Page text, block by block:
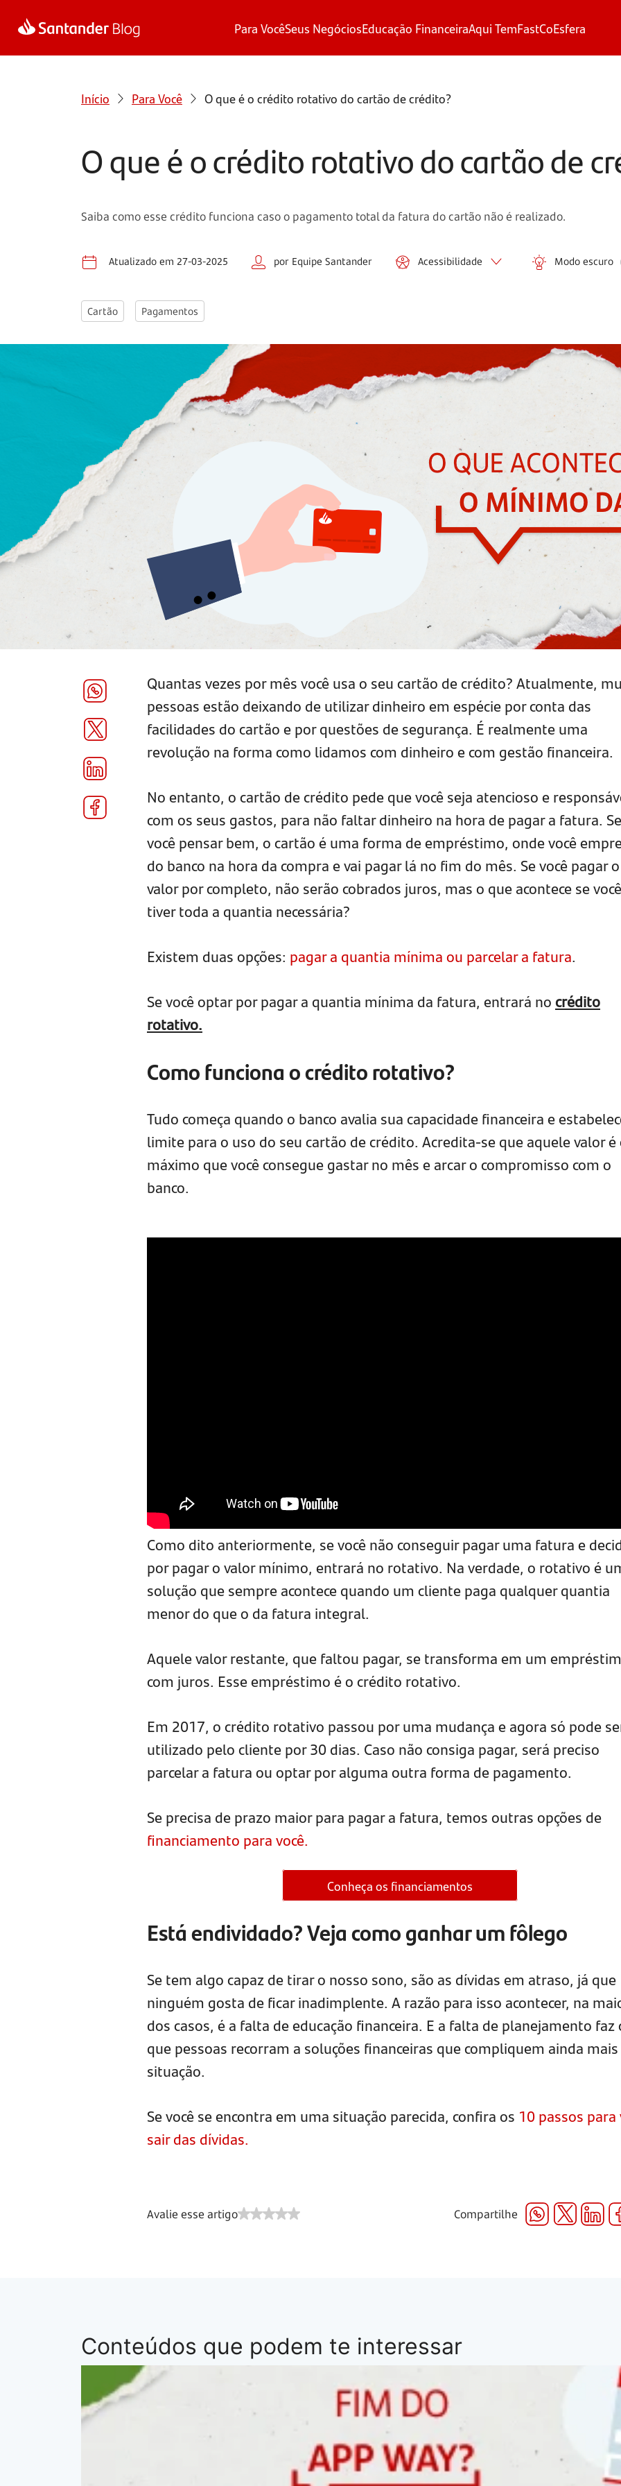
Para VocêSeus NegóciosEducação FinanceiraAqui TemFastCoEsfera
Início Para Você O que é o crédito rotativo do cartão de crédito?
O que é o crédito rotativo do cartão de
Saiba como esse crédito funciona caso o pagamento total da fatura do cartão não é realizado.
Atualizado em 27-03-2025 por Equipe Santander Acessibilidade Modo escuro
Cartão Pagamentos
Quantas vezes por mês você usa o seu cartão de crédito? Atualmente,
pessoas estão deixando de utilizar dinheiro em espécie por conta das
facilidades do cartão e por questões de segurança. É realmente uma
revolução na forma como lidamos com dinheiro e com gestão financeira.
No entanto, o cartão de crédito pede que você seja atencioso e
com os seus gastos, para não faltar dinheiro na hora de pagar a fatura. Se
você pensar bem, o cartão é uma forma de empréstimo, onde você
do banco na hora da compra e vai pagar lá no fim do mês. Se você pagar o
valor por completo, não serão cobrados juros, mas o que acontece se
tiver toda a quantia necessária?
Existem duas opções: pagar a quantia mínima ou parcelar a fatura.
Se você optar por pagar a quantia mínima da fatura, entrará no crédito
rotativo.
Como funciona o crédito rotativo?
Tudo começa quando o banco avalia sua capacidade financeira e
limite para o uso do seu cartão de crédito. Acredita-se que aquele valor é
máximo que você consegue gastar no mês e arcar o compromisso com o
banco.
Como dito anteriormente, se você não conseguir pagar uma fatura e
por pagar o valor mínimo, entrará no rotativo. Na verdade, o rotativo é
solução que sempre acontece quando um cliente paga qualquer quantia
menor do que o da fatura integral.
Aquele valor restante, que faltou pagar, se transforma em um
com juros. Esse empréstimo é o crédito rotativo.
Em 2017, o crédito rotativo passou por uma mudança e agora só pode
utilizado pelo cliente por 30 dias. Caso não consiga pagar, será preciso
parcelar a fatura ou optar por alguma outra forma de pagamento.
Se precisa de prazo maior para pagar a fatura, temos outras opções de
financiamento para você.
Conheça os financiamentos
Está endividado? Veja como ganhar um fôlego
Se tem algo capaz de tirar o nosso sono, são as dívidas em atraso, já que
ninguém gosta de ficar inadimplente. A razão para isso acontecer, na
dos casos, é a falta de educação financeira. E a falta de planejamento faz
que pessoas recorram a soluções financeiras que compliquem ainda mais
situação.
Se você se encontra em uma situação parecida, confira os 10 passos para
sair das dívidas.
Avalie esse artigo Compartilhe
Conteúdos que podem te interessar